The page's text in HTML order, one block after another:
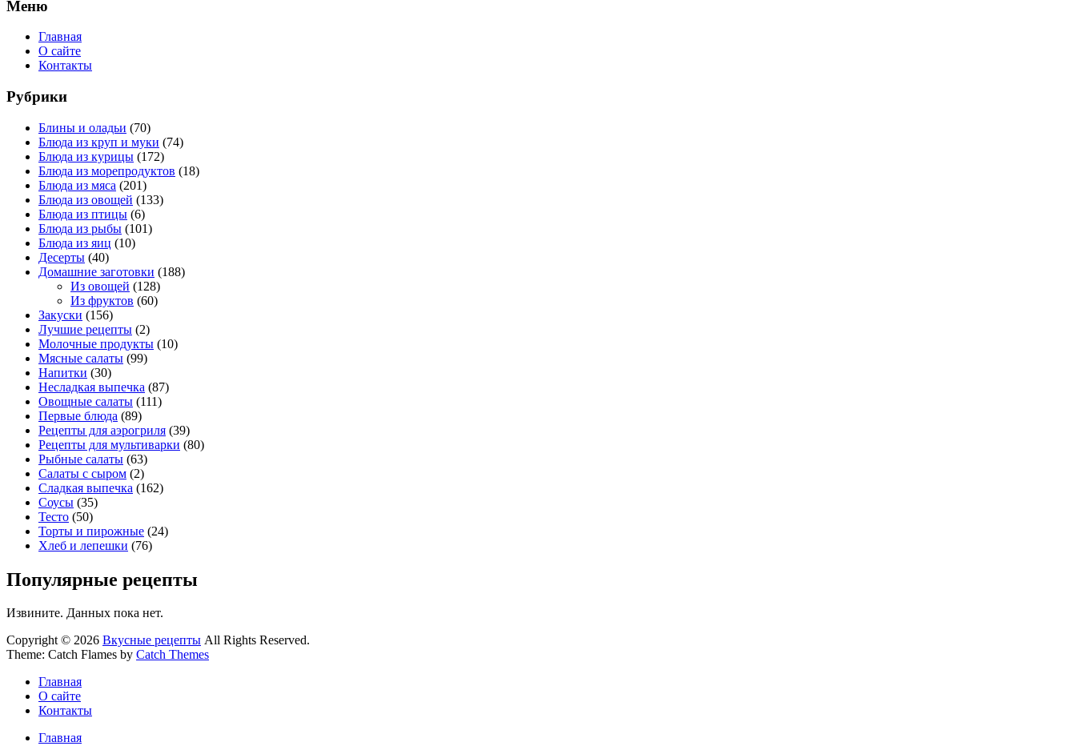
Меню
Главная
О сайте
Контакты
Рубрики
Блины и оладьи (70)
Блюда из круп и муки (74)
Блюда из курицы (172)
Блюда из морепродуктов (18)
Блюда из мяса (201)
Блюда из овощей (133)
Блюда из птицы (6)
Блюда из рыбы (101)
Блюда из яиц (10)
Десерты (40)
Домашние заготовки (188)
Из овощей (128)
Из фруктов (60)
Закуски (156)
Лучшие рецепты (2)
Молочные продукты (10)
Мясные салаты (99)
Напитки (30)
Несладкая выпечка (87)
Овощные салаты (111)
Первые блюда (89)
Рецепты для аэрогриля (39)
Рецепты для мультиварки (80)
Рыбные салаты (63)
Салаты с сыром (2)
Сладкая выпечка (162)
Соусы (35)
Тесто (50)
Торты и пирожные (24)
Хлеб и лепешки (76)
Популярные рецепты
Извините. Данных пока нет.
Copyright © 2026 Вкусные рецепты All Rights Reserved.
Theme: Catch Flames by Catch Themes
Главная
О сайте
Контакты
Главная